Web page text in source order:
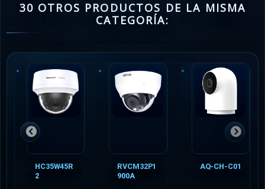
30 OTROS PRODUCTOS DE LA MISMA
CATEGORÍA:
HC35W45R
2
RVCM32P1
900A
AQ-CH-C01